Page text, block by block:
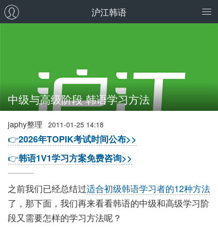
沪江韩语
中级与高级阶段 韩语学习方法
japhy整理 2011-01-25 14:18
👉2026年TOPIK考试时间公布>>
👉韩语1V1学习方案免费咨询>>
之前我们已经总结过适合初级韩语学习者的12种方法
了，那下面，我们再来看看韩语的中级和高级学习阶
段又需要怎样的学习方法呢？